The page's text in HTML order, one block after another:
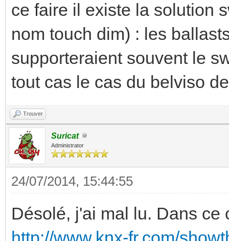
ce faire il existe la solution
nom touch dim) : les
supporteraient souvent le
tout cas le cas du belviso
Trouver
Suricat
Administrator
24/07/2014, 15:44:55
Désolé, j'ai mal lu. Dans ce